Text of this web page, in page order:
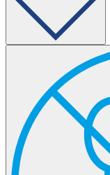
Należy upewnić się u
należy wykonać w
dnia. Nasze Punkty
od wczesnych godzin
„Przyjazne Dzieciom”
pierwszeństwo.